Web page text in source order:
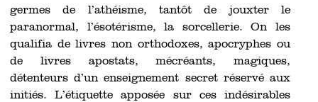
germes de l’athéisme, tantôt de jouxter le
paranormal, l’ésotérisme, la sorcellerie. On les
qualifia de livres non orthodoxes, apocryphes ou
de livres apostats, mécréants, magiques,
détenteurs d’un enseignement secret réservé aux
initiés. L’étiquette apposée sur ces indésirables